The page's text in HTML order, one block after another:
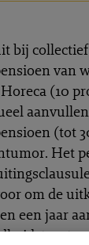
bij collectief
van
(10
(tot
Het
om de
een jaar